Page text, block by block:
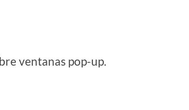
ventanas pop-up.